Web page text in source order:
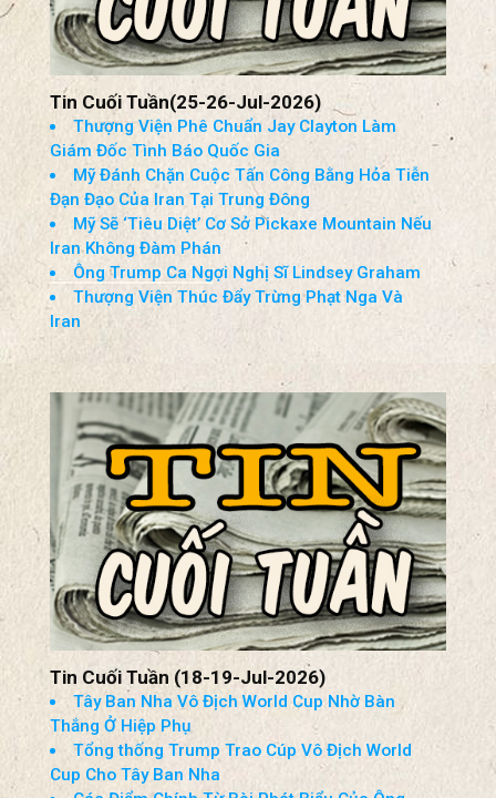
Tin Cuối Tuần(25-26-Jul-2026)
Thượng Viện Phê Chuẩn Jay Clayton Làm
Giám Đốc Tình Báo Quốc Gia
Mỹ Đánh Chặn Cuộc Tấn Công Bằng Hỏa Tiễn
Đạn Đạo Của Iran Tại Trung Đông
Mỹ Sẽ ‘Tiêu Diệt’ Cơ Sở Pickaxe Mountain Nếu
Iran Không Đàm Phán
Ông Trump Ca Ngợi Nghị Sĩ Lindsey Graham
Thượng Viện Thúc Đẩy Trừng Phạt Nga Và
Iran
Tin Cuối Tuần (18-19-Jul-2026)
Tây Ban Nha Vô Địch World Cup Nhờ Bàn
Thắng Ở Hiệp Phụ
Tổng thống Trump Trao Cúp Vô Địch World
Cup Cho Tây Ban Nha
Các Điểm Chính Từ Bài Phát Biểu Của Ông
Trump Về Tính Toàn Vẹn Bầu Cử
Tòa Phúc thẩm Liên bang Cho Phép Có Người
Hộ Tống Các Nhà Báo